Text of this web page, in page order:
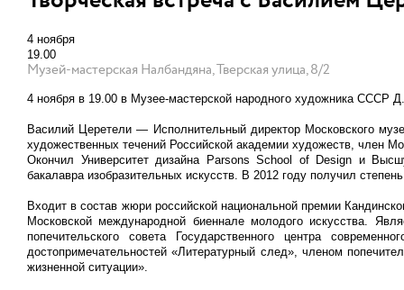
4 ноября
19.00
Музей-мастерская Налбандяна, Тверская улица, 8/2
4 ноября в 19.00 в Музее-мастерской народного художника СССР
Василий Церетели — Исполнительный директор Московского
художественных течений Российской академии художеств, член
Окончил Университет дизайна Parsons School of Design и
бакалавра изобразительных искусств. В 2012 году получил
Входит в состав жюри российской национальной премии
Московской международной биеннале молодого искусства.
попечительского совета Государственного центра
достопримечательностей «Литературный след», членом
жизненной ситуации».